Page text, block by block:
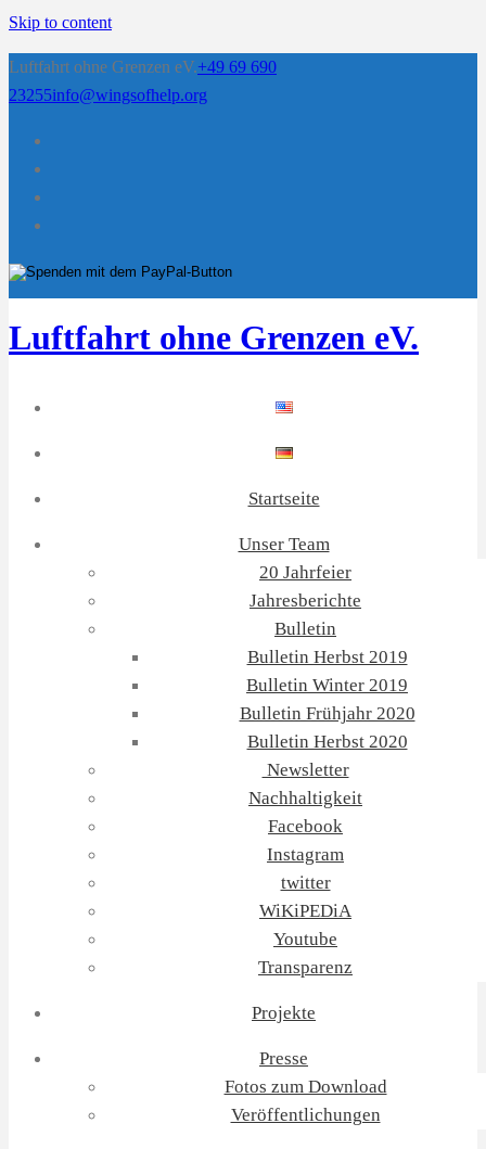
Skip to content
Luftfahrt ohne Grenzen eV.+49 69 690
23255info@wingsofhelp.org
Luftfahrt ohne Grenzen eV.
Startseite
Unser Team
20 Jahrfeier
Jahresberichte
Bulletin
Bulletin Herbst 2019
Bulletin Winter 2019
Bulletin Frühjahr 2020
Bulletin Herbst 2020
Newsletter
Nachhaltigkeit
Facebook
Instagram
twitter
WiKiPEDiA
Youtube
Transparenz
Projekte
Presse
Fotos zum Download
Veröffentlichungen